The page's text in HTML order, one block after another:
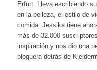
Erfurt. Lleva escribiendo
en la belleza, el estilo de
comida. Jessika tiene
más de 32.000
inspiración y nos dio una
bloguera detrás de